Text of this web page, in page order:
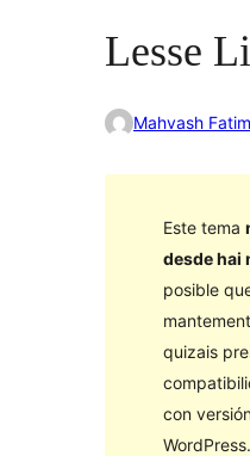
Lesse
Mahvash
Este tema
desde hai
posible
quizais
con
WordPress.